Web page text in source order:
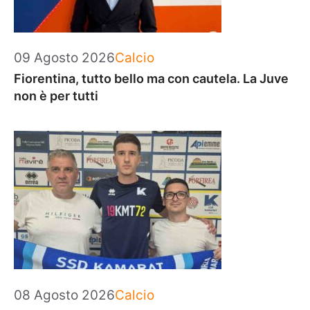
09 Agosto 2026Categorie
Calcio
Fiorentina, tutto bello ma con cautela. La Juve
non è per tutti
08 Agosto 2026Categorie
Calcio